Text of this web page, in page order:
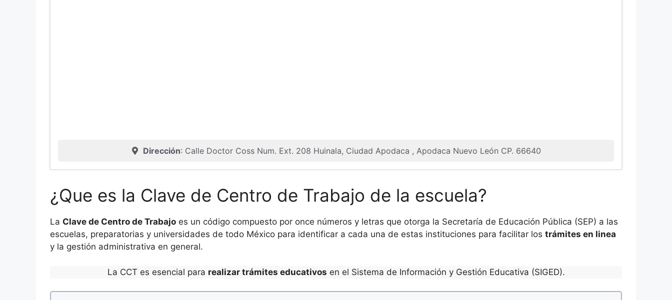
Dirección: Calle Doctor Coss Num. Ext. 208 Huinala, Ciudad Apodaca , Apodaca Nuevo León CP. 66640
¿Que es la Clave de Centro de Trabajo de la escuela?
La Clave de Centro de Trabajo es un código compuesto por once números y letras que otorga la Secretaría de Educación Pública (SEP) a las
escuelas, preparatorias y universidades de todo México para identificar a cada una de estas instituciones para facilitar los trámites en linea
y la gestión administrativa en general.
La CCT es esencial para realizar trámites educativos en el Sistema de Información y Gestión Educativa (SIGED).